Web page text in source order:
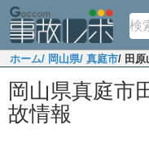
ホーム/ 岡山県/ 真庭市/ 田原
岡山県真庭市
故情報